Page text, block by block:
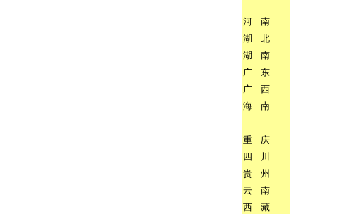
河 南
湖
北
湖
南
广
东
广
西
海
南
重 庆
四
川
贵
州
云
南
西
藏